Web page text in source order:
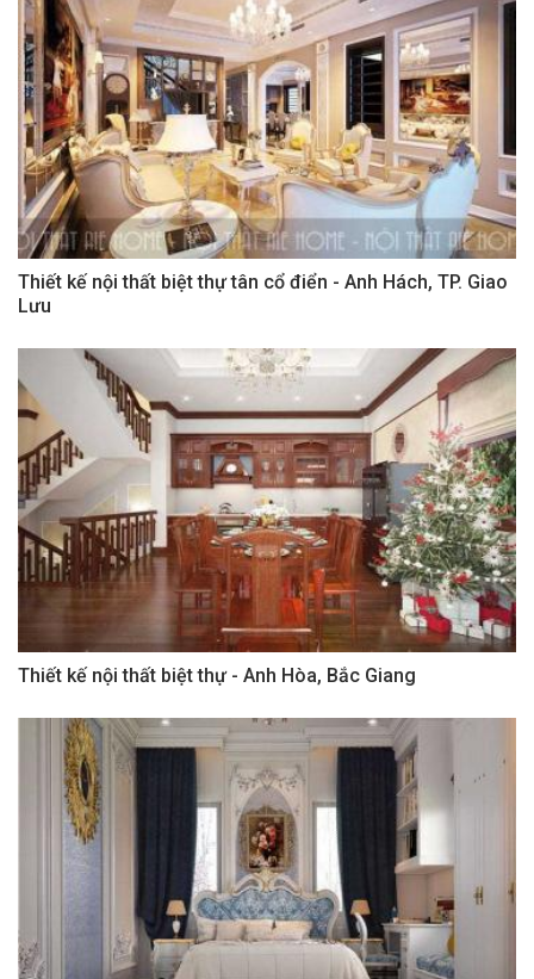
Thiết kế nội thất biệt thự tân cổ điển - Anh Hách, TP. Giao
Lưu
Thiết kế nội thất biệt thự - Anh Hòa, Bắc Giang